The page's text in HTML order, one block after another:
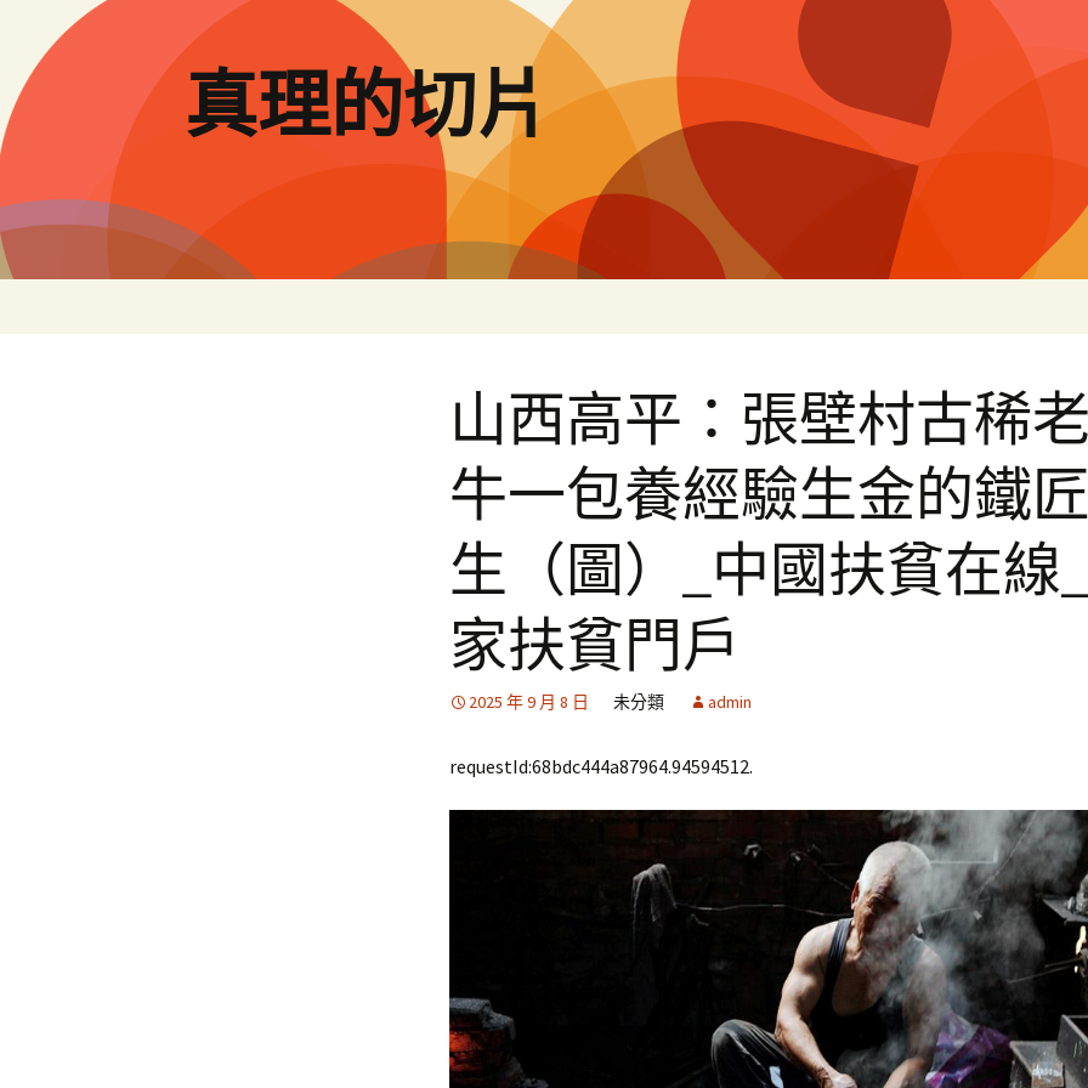
要
內
容
真理的切片
山西高平：張壁村古稀
牛一包養經驗生金的鐵
生（圖）_中國扶貧在線
家扶貧門戶
2025 年 9 月 8 日 未分類 admin
requestId:68bdc444a87964.94594512.